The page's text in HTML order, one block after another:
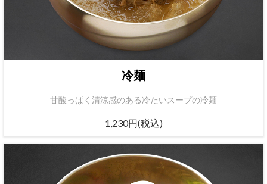
冷麺
甘酸っぱく清涼感のある冷たいスープの冷麺
1,230円(税込)